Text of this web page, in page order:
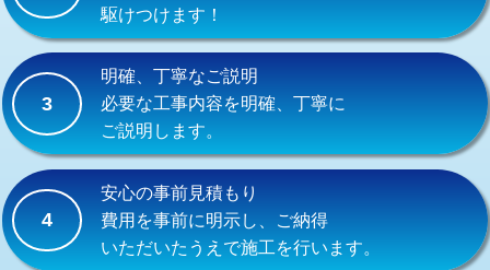
交換・取付（その他部品）
持込商品取付（単水栓）
持込商品取付（混合水栓） 16,500円
持込商品取付（浄水器・分岐水栓） 16,500円
給水管工事※（ホール加工)
給水管工事※（バンド止め) 3,300円
駆けつけます！
3
明確、丁寧なご説明
必要な工事内容を明確、丁寧に
ご説明します。
4
安心の事前見積もり
費用を事前に明示し、ご納得
いただいたうえで施工を行います。